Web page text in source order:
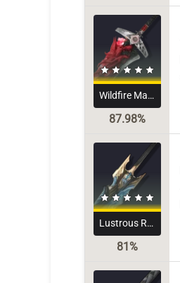
Wildfire Mark
87.98%
Lustrous Razor
81%